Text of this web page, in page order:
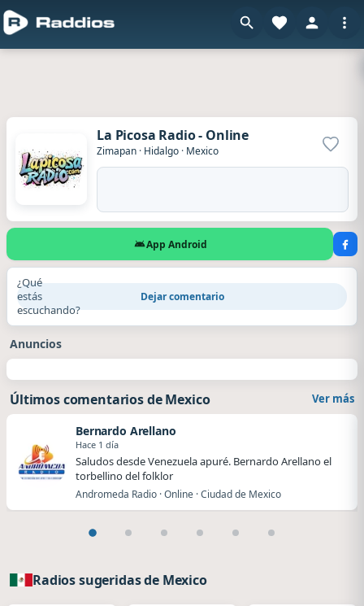
La Picosa Radio - Online
Zimapan · Hidalgo · Mexico
App Android
¿Qué
estás
escuchando?
Dejar comentario
Anuncios
Últimos comentarios de Mexico Ver más
Bernardo Arellano
Hace 1 día
Saludos desde Venezuela apuré. Bernardo Arellano el
torbellino del folklor
Andromeda Radio · Online · Ciudad de Mexico
Radios sugeridas de Mexico